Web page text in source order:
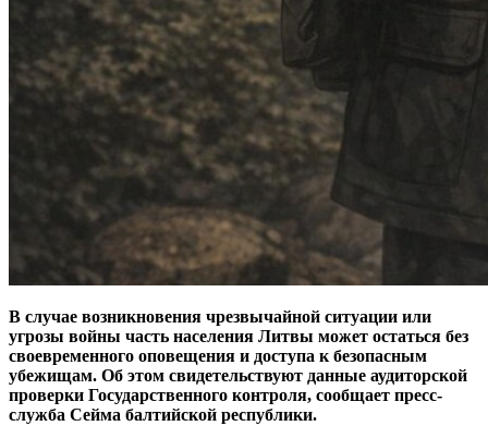
В случае возникновения чрезвычайной ситуации или
угрозы войны часть населения Литвы может остаться без
своевременного оповещения и доступа к безопасным
убежищам. Об этом свидетельствуют данные аудиторской
проверки Государственного контроля, сообщает пресс-
служба Сейма балтийской республики.